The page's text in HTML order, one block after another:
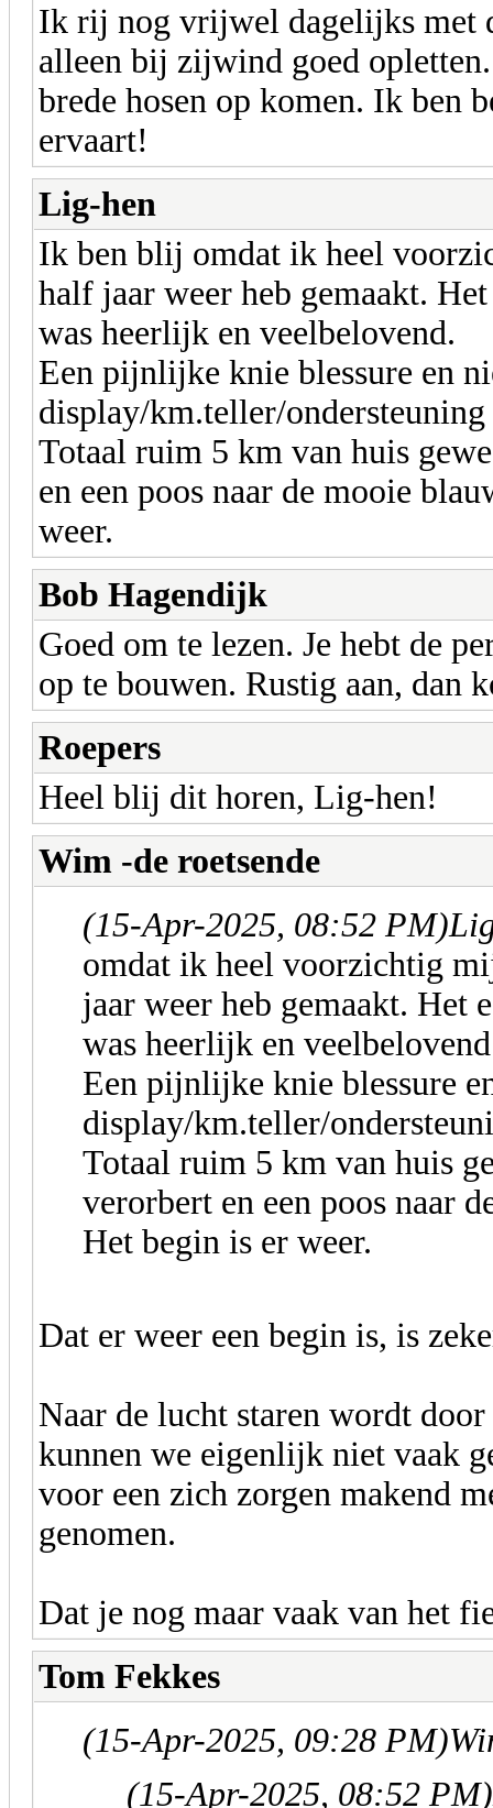
Ik rij nog vrijwel dagelijks met
alleen bij zijwind goed
brede hosen op komen. Ik ben
ervaart!
Lig-hen
Ik ben blij omdat ik heel
half jaar weer heb gemaakt.
was heerlijk en veelbelovend.
Een pijnlijke knie blessure en
display/km.teller/
Totaal ruim 5 km van huis
en een poos naar de mooie
weer.
Bob Hagendijk
Goed om te lezen. Je hebt de
op te bouwen. Rustig aan, dan
Roepers
Heel blij dit horen, Lig-hen!
Wim -de roetsende
(15-Apr-2025, 08:52 PM)
omdat ik heel voorzichtig
jaar weer heb gemaakt. Het
was heerlijk en
Een pijnlijke knie blessure
display/km.teller/
Totaal ruim 5 km van huis
verorbert en een poos naar
Het begin is er weer.
Dat er weer een begin is, is
Naar de lucht staren wordt
kunnen we eigenlijk niet vaak
voor een zich zorgen makend
genomen.
Dat je nog maar vaak van het
Tom Fekkes
(15-Apr-2025, 09:28 PM)
(15-Apr-2025, 08:52 PM)